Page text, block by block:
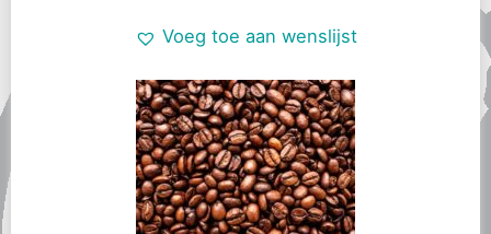
Voeg toe aan wenslijst